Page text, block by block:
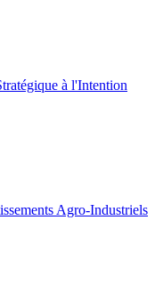
à l'Intention
Agro-Industriels